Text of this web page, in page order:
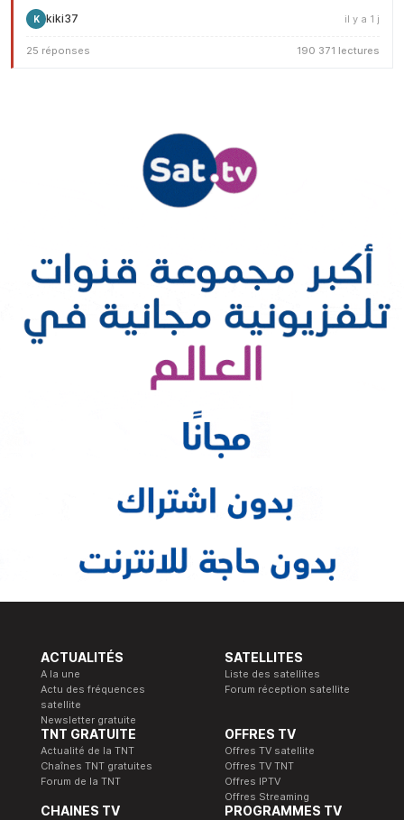
K kiki37 il y a 1 j
25 réponses 190 371 lectures
ACTUALITÉS
A la une
Actu des fréquences
satellite
Newsletter gratuite
SATELLITES
Liste des satellites
Forum réception satellite
TNT GRATUITE
Actualité de la TNT
Chaînes TNT gratuites
Forum de la TNT
OFFRES TV
Offres TV satellite
Offres TV TNT
Offres IPTV
Offres Streaming
CHAINES TV PROGRAMMES TV